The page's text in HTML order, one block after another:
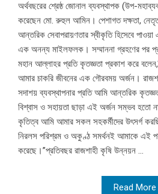
অর্থবছরের শ্রেষ্ঠ জোনাল ব্যবস্থাপক (উপ-
করেছেন মো. রুহুল আমিন। পেশাগত দক্ষতা,
আন্তরিক সেবাপরায়ণতার স্বীকৃতি হিসেবে পাওয়া
এক অনন্য মাইলফলক। সম্মাননা গ্রহণের পর
মহান আল্লাহর প্রতি কৃতজ্ঞতা প্রকাশ করে
আমার চাকরি জীবনের এক গৌরবময় অর্জন।
সদাশয় ব্যবস্থাপনার প্রতি আমি আন্তরিক
বিশ্বাস ও সহায়তা ছাড়া এই অর্জন সম্ভব হতো
কৃতিত্ব আমি আমার সকল সহকর্মীদের উৎসর্গ
নিরলস পরিশ্রম ও অকুণ্ঠ সমর্থনই আমাকে এই
করেছে।”প্রতিবছর রাজশাহী কৃষি উন্নয়ন ...
Read More